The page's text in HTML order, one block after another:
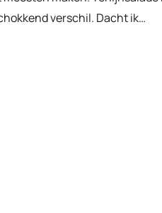
verschil. Dacht ik…